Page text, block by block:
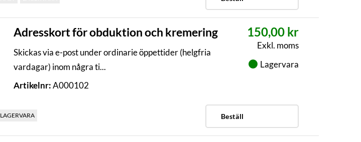
Adresskort för obduktion och kremering
Skickas via e-post under ordinarie öppettider (helgfria
vardagar) inom några ti...
Artikelnr:A000102
150,00 kr
Exkl. moms
Lagervara
LAGERVARA Beställ